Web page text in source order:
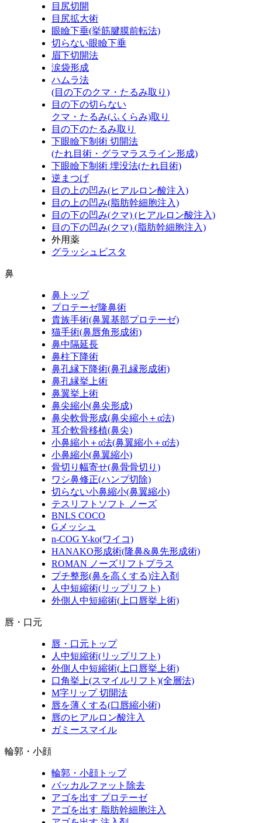
目尻切開
目尻拡大術
眼瞼下垂(挙筋腱膜前転法)
切らない眼瞼下垂
眉下切開法
涙袋形成
ハムラ法
(目の下のクマ・たるみ取り)
目の下の切らない
クマ・たるみ(ふくらみ)取り
目の下のたるみ取り
下眼瞼下制術 切開法
(たれ目術・グラマラスライン形成)
下眼瞼下制術 埋没法(たれ目術)
逆まつげ
目の上の凹み(ヒアルロン酸注入)
目の上の凹み(脂肪幹細胞注入)
目の下の凹み(クマ) (ヒアルロン酸注入)
目の下の凹み(クマ) (脂肪幹細胞注入)
外用薬
グラッシュビスタ
鼻
鼻トップ
プロテーゼ隆鼻術
貴族手術(鼻翼基部プロテーゼ)
猫手術(鼻唇角形成術)
鼻中隔延長
鼻柱下降術
鼻孔縁下降術(鼻孔縁形成術)
鼻孔縁挙上術
鼻翼挙上術
鼻尖縮小(鼻尖形成)
鼻尖軟骨形成(鼻尖縮小＋α法)
耳介軟骨移植(鼻尖)
小鼻縮小＋α法(鼻翼縮小＋α法)
小鼻縮小(鼻翼縮小)
骨切り幅寄せ(鼻骨骨切り)
ワシ鼻修正(ハンプ切除)
切らない小鼻縮小(鼻翼縮小)
テスリフトソフト ノーズ
BNLS COCO
Gメッシュ
n-COG Y-ko(ワイコ)
HANAKO形成術(隆鼻&鼻先形成術)
ROMAN ノーズリフトプラス
プチ整形(鼻を高くする)注入剤
人中短縮術(リップリフト)
外側人中短縮術(上口唇挙上術)
唇・口元
唇・口元トップ
人中短縮術(リップリフト)
外側人中短縮術(上口唇挙上術)
口角挙上(スマイルリフト)(全層法)
M字リップ 切開法
唇を薄くする(口唇縮小術)
唇のヒアルロン酸注入
ガミースマイル
輪郭・小顔
輪郭・小顔トップ
バッカルファット除去
アゴを出す プロテーゼ
アゴを出す 脂肪幹細胞注入